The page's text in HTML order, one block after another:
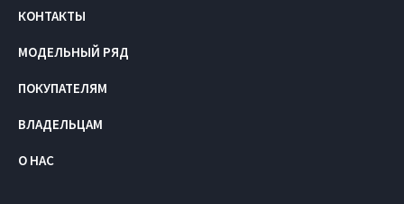
КОНТАКТЫ
МОДЕЛЬНЫЙ РЯД
ПОКУПАТЕЛЯМ
ВЛАДЕЛЬЦАМ
О НАС